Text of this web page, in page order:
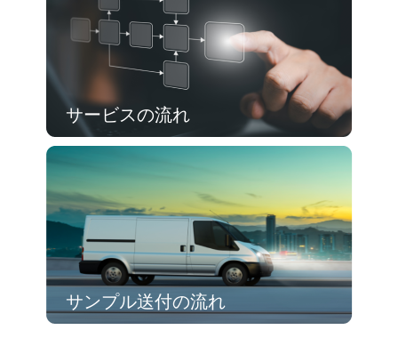
サービスの流れ
サンプル送付の流れ